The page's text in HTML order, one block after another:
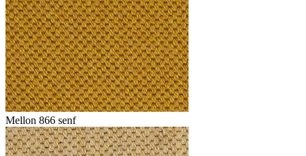
Mellon 866 senf